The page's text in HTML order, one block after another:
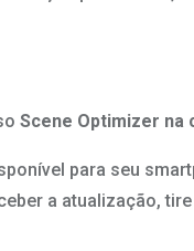
Scene Optimizer na
para seu
a atualização,